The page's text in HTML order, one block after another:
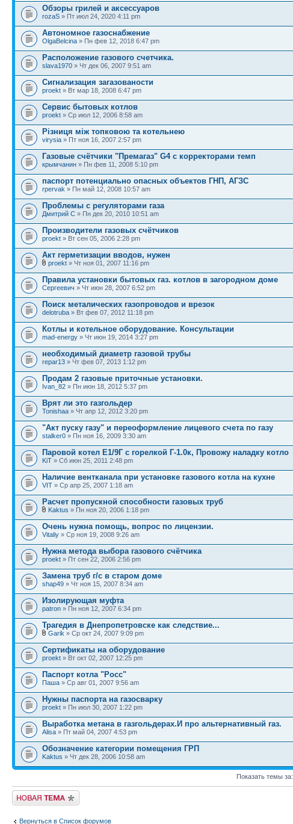
Обзоры грилей и аксессуаров
rozaS » Пт июл 24, 2020 4:11 pm
Автономное газоснабжение
OlgaBelcina » Пн фев 12, 2018 6:47 pm
Расположение газового счетчика.
slava1970 » Чт дек 06, 2007 9:51 am
Сигнализация загазованости
proekt » Вт мар 18, 2008 6:47 pm
Сервис бытовых котлов
proekt » Ср июл 12, 2006 8:58 am
Різниця між топковою та котельнею
virysia » Пт ноя 16, 2007 2:57 pm
Газовые счётчики "Премагаз" G4 с корректорами темп
крымчанин » Пн фев 11, 2008 5:10 pm
паспорт потенциально опасных объектов ГНП, АГЗС
rpervak » Пн май 12, 2008 10:57 am
Проблемы с регуляторами газа
Дмитрий С » Пн дек 20, 2010 10:51 am
Производители газовых счётчиков
proekt » Вт сен 05, 2006 2:28 pm
Акт герметизации вводов, нужен
proekt » Чт ноя 01, 2007 11:16 pm
Правила установки бытовых газ. котлов в загородном доме
Сергеевич » Чт июн 28, 2007 6:52 pm
Поиск металических газопроводов и врезок
delotruba » Вт фев 07, 2012 11:18 pm
Котлы и котельное оборудование. Консультации
mad-energy » Чт июн 19, 2014 3:27 pm
необходимый диаметр газовой трубы
repar13 » Чт фев 07, 2013 1:12 pm
Продам 2 газовые приточные установки.
Ivan_82 » Пн июн 18, 2012 5:37 pm
Врят ли это газгольдер
Tonishaa » Чт апр 12, 2012 3:20 pm
"Акт пуску газу" и переоформление лицевого счета по газу
stalker0 » Пн ноя 16, 2009 3:30 am
Паровой котел Е1/9Г с горелкой Г-1.0к, Провожу наладку котло
KiT » Сб июн 25, 2011 2:48 pm
Наличие вентканала при установке газового котла на кухне
VIT » Ср апр 25, 2007 1:18 am
Расчет пропускной способности газовых труб
Kaktus » Пн ноя 20, 2006 1:18 pm
Очень нужна помощь, вопрос по лицензии.
Vitaliy » Ср ноя 19, 2008 9:26 am
Нужна метода выбора газового счётчика
proekt » Пт сен 22, 2006 2:56 pm
Замена труб г/с в старом доме
shap49 » Чт ноя 15, 2007 8:34 am
Изолирующая муфта
patron » Пн ноя 12, 2007 6:34 pm
Трагедия в Днепропетровске как следствие...
Garik » Ср окт 24, 2007 9:09 pm
Сертификаты на оборудование
proekt » Вт окт 02, 2007 12:25 pm
Паспорт котла "Росс"
Паша » Ср авг 01, 2007 9:56 am
Нужны паспорта на газосварку
proekt » Пн июл 30, 2007 1:22 pm
Выработка метана в газгольдерах.И про альтернативный газ.
Alisa » Пт май 04, 2007 4:53 pm
Обозначение категории помещения ГРП
Kaktus » Чт дек 28, 2006 10:58 am
Показать темы за:
Новая тема
Вернуться в Список форумов